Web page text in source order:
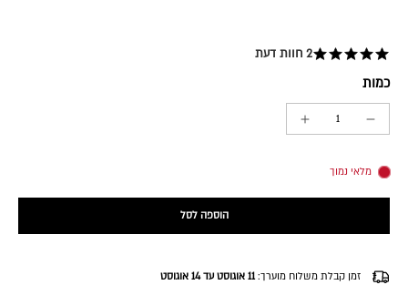
2 חוות דעת
כמות
מלאי נמוך
הוספה לסל
זמן קבלת משלוח מוערך:11 אוגוסט עד 14 אוגוסט